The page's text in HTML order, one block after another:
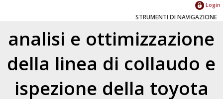
Login
STRUMENTI DI NAVIGAZIONE
analisi e ottimizzazione
della linea di collaudo e
ispezione della toyota